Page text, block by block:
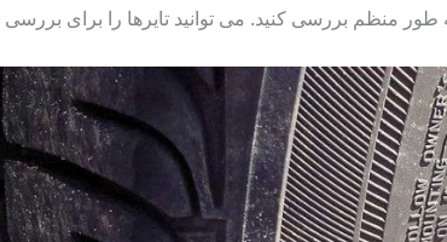
منظم بررسی کنید. می توانید تایرها را برای بررسی